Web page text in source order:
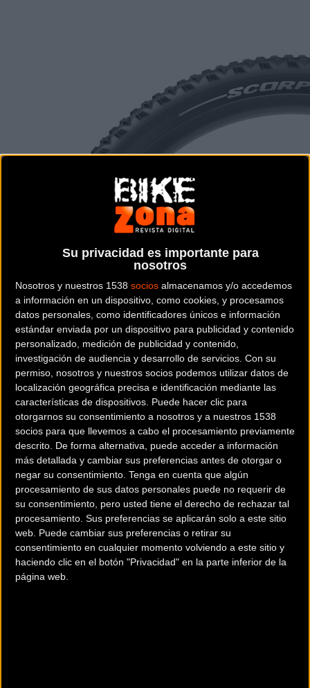
Su privacidad es importante para
nosotros
Nosotros y nuestros 1538 socios almacenamos y/o accedemos
a información en un dispositivo, como cookies, y procesamos
datos personales, como identificadores únicos e información
estándar enviada por un dispositivo para publicidad y contenido
personalizado, medición de publicidad y contenido,
investigación de audiencia y desarrollo de servicios. Con su
permiso, nosotros y nuestros socios podemos utilizar datos de
localización geográfica precisa e identificación mediante las
características de dispositivos. Puede hacer clic para
otorgarnos su consentimiento a nosotros y a nuestros 1538
socios para que llevemos a cabo el procesamiento previamente
descrito. De forma alternativa, puede acceder a información
más detallada y cambiar sus preferencias antes de otorgar o
negar su consentimiento. Tenga en cuenta que algún
procesamiento de sus datos personales puede no requerir de
su consentimiento, pero usted tiene el derecho de rechazar tal
procesamiento. Sus preferencias se aplicarán solo a este sitio
web. Puede cambiar sus preferencias o retirar su
consentimiento en cualquier momento volviendo a este sitio y
haciendo clic en el botón "Privacidad" en la parte inferior de la
página web.